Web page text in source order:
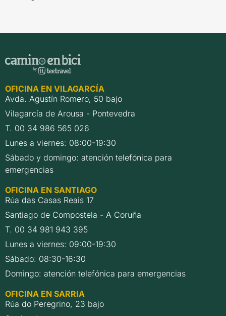
OFICINA EN VILAGARCÍA
Avda. Agustín Romero, 50 bajo
Vilagarcía de Arousa - Pontevedra
T. 00 34 986 565 026
Lunes a viernes: 08:00-19:30
Sábado y domingo: atención telefónica para
emergencias
OFICINA EN SANTIAGO
Rúa das Casas Reais 17
Santiago de Compostela - A Coruña
T. 00 34 981 943 395
Lunes a viernes: 09:00-19:30
Sábado: 08:30-16:30
Domingo: atención telefónica para emergencias
OFICINA EN SARRIA
Rúa do Peregrino, 23 bajo